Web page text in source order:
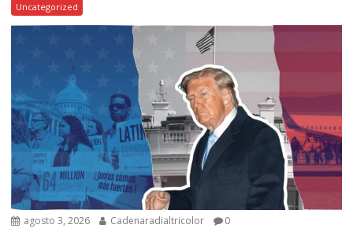
Uncategorized
agosto 3, 2026 Cadenaradialtricolor 0